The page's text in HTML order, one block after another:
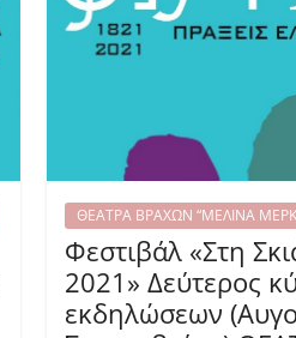
ΘΕΑΤΡΑ ΒΡΑΧΩΝ “ΜΕΛΙΝΑ
Φεστιβάλ «Στη
2021» Δεύτερος
εκδηλώσεων